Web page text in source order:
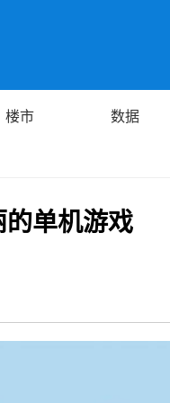
楼市 数据
单机游戏